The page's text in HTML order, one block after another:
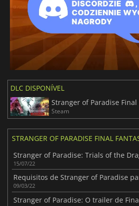
DLC DISPONÍVEL
Steam
STRANGER OF PARADISE FINAL
15/07/22
Requisitos de Stranger of Paradise
09/03/22